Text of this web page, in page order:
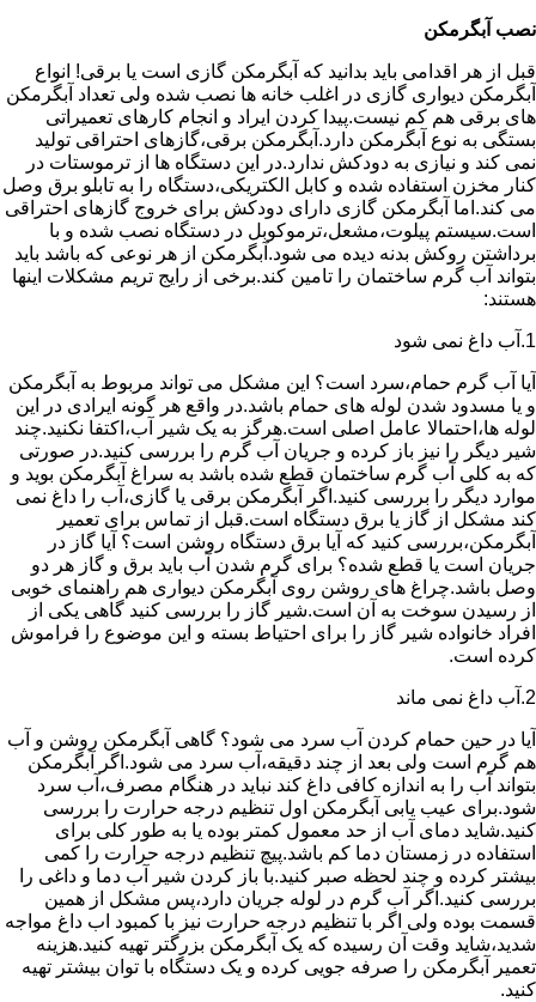
نصب آبگرمکن
قبل از هر اقدامی باید بدانید که آبگرمکن گازی است یا برقی! انواع
آبگرمکن دیواری گازی در اغلب خانه ها نصب شده ولی تعداد آبگرمکن
های برقی هم کم نیست.پیدا کردن ایراد و انجام کارهای تعمیراتی
بستگی به نوع آبگرمکن دارد.آبگرمکن برقی،گازهای احتراقی تولید
نمی کند و نیازی به دودکش ندارد.در این دستگاه ها از ترموستات در
کنار مخزن استفاده شده و کابل الکتریکی،دستگاه را به تابلو برق وصل
می کند.اما آبگرمکن گازی دارای دودکش برای خروج گازهای احتراقی
است.سیستم پیلوت،مشعل،ترموکوبل در دستگاه نصب شده و با
برداشتن روکش بدنه دیده می شود.آبگرمکن از هر نوعی که باشد باید
بتواند آب گرم ساختمان را تامین کند.برخی از رایج تریم مشکلات اینها
هستند:
1.آب داغ نمی شود
آیا آب گرم حمام،سرد است؟ این مشکل می تواند مربوط به آبگرمکن
و یا مسدود شدن لوله های حمام باشد.در واقع هر گونه ایرادی در این
لوله ها،احتمالا عامل اصلی است.هرگز به یک شیر آب،اکتفا نکنید.چند
شیر دیگر را نیز باز کرده و جریان آب گرم را بررسی کنید.در صورتی
که به کلی آب گرم ساختمان قطع شده باشد به سراغ آبگرمکن بوید و
موارد دیگر را بررسی کنید.اگر آبگرمکن برقی یا گازی،آب را داغ نمی
کند مشکل از گاز یا برق دستگاه است.قبل از تماس برای تعمیر
آبگرمکن،بررسی کنید که آیا برق دستگاه روشن است؟ آیا گاز در
جریان است یا قطع شده؟ برای گرم شدن آب باید برق و گاز هر دو
وصل باشد.چراغ های روشن روی آبگرمکن دیواری هم راهنمای خوبی
از رسیدن سوخت به آن است.شیر گاز را بررسی کنید گاهی یکی از
افراد خانواده شیر گاز را برای احتیاط بسته و این موضوع را فراموش
کرده است.
2.آب داغ نمی ماند
آیا در حین حمام کردن آب سرد می شود؟ گاهی آبگرمکن روشن و آب
هم گرم است ولی بعد از چند دقیقه،آب سرد می شود.اگر آبگرمکن
بتواند آب را به اندازه کافی داغ کند نباید در هنگام مصرف،آب سرد
شود.برای عیب یابی آبگرمکن اول تنظیم درجه حرارت را بررسی
کنید.شاید دمای آب از حد معمول کمتر بوده یا به طور کلی برای
استفاده در زمستان دما کم باشد.پیچ تنظیم درجه حرارت را کمی
بیشتر کرده و چند لحظه صبر کنید.با باز کردن شیر آب دما و داغی را
بررسی کنید.اگر آب گرم در لوله جریان دارد،پس مشکل از همین
قسمت بوده ولی اگر با تنظیم درجه حرارت نیز با کمبود اب داغ مواجه
شدید،شاید وقت آن رسیده که یک آبگرمکن بزرگتر تهیه کنید.هزینه
تعمیر آبگرمکن را صرفه جویی کرده و یک دستگاه با توان بیشتر تهیه
کنید.